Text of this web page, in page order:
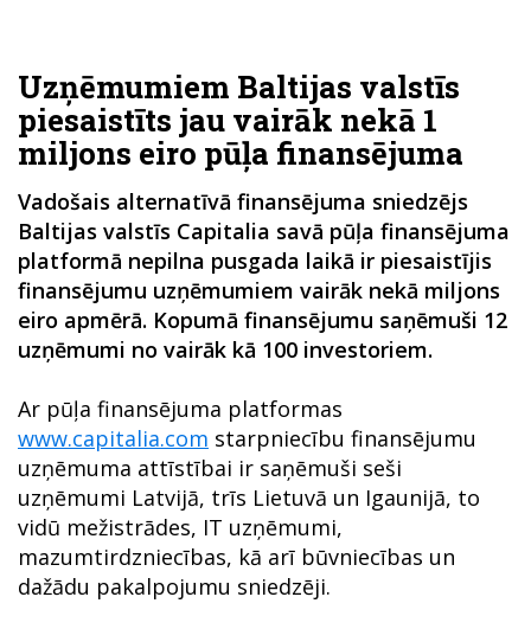
Uzņēmumiem Baltijas valstīs
piesaistīts jau vairāk nekā 1
miljons eiro pūļa finansējuma
Vadošais alternatīvā finansējuma sniedzējs
Baltijas valstīs Capitalia savā pūļa finansējuma
platformā nepilna pusgada laikā ir piesaistījis
finansējumu uzņēmumiem vairāk nekā miljons
eiro apmērā. Kopumā finansējumu saņēmuši 12
uzņēmumi no vairāk kā 100 investoriem.
Ar pūļa finansējuma platformas
www.capitalia.com starpniecību finansējumu
uzņēmuma attīstībai ir saņēmuši seši
uzņēmumi Latvijā, trīs Lietuvā un Igaunijā, to
vidū mežistrādes, IT uzņēmumi,
mazumtirdzniecības, kā arī būvniecības un
dažādu pakalpojumu sniedzēji.